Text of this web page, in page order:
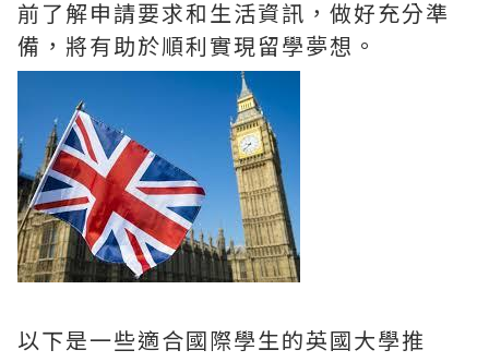
前了解申請要求和生活資訊，做好充分準
備，將有助於順利實現留學夢想。
以下是一些適合國際學生的英國大學推